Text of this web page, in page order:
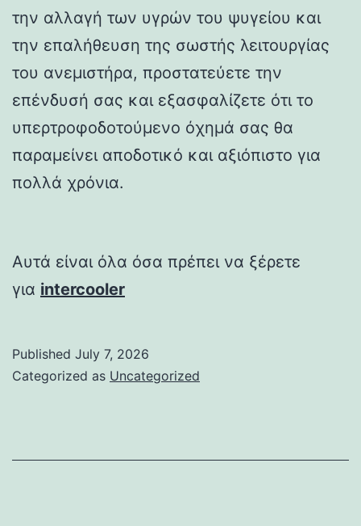
την αλλαγή των υγρών του ψυγείου και
την επαλήθευση της σωστής λειτουργίας
του ανεμιστήρα, προστατεύετε την
επένδυσή σας και εξασφαλίζετε ότι το
υπερτροφοδοτούμενο όχημά σας θα
παραμείνει αποδοτικό και αξιόπιστο για
πολλά χρόνια.
Αυτά είναι όλα όσα πρέπει να ξέρετε
για intercooler
Published July 7, 2026
Categorized as Uncategorized